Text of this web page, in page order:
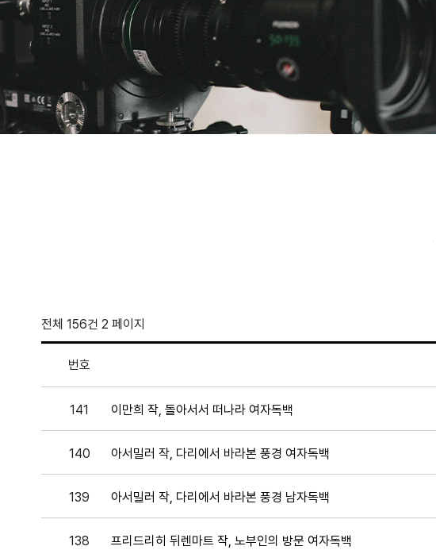
전체 156건 2 페이지
번호
141 이만희 작, 돌아서서 떠나라 여자독백
140 아서밀러 작, 다리에서 바라본 풍경 여자독백
139 아서밀러 작, 다리에서 바라본 풍경 남자독백
138 프리드리히 뒤렌마트 작, 노부인의 방문 여자독백